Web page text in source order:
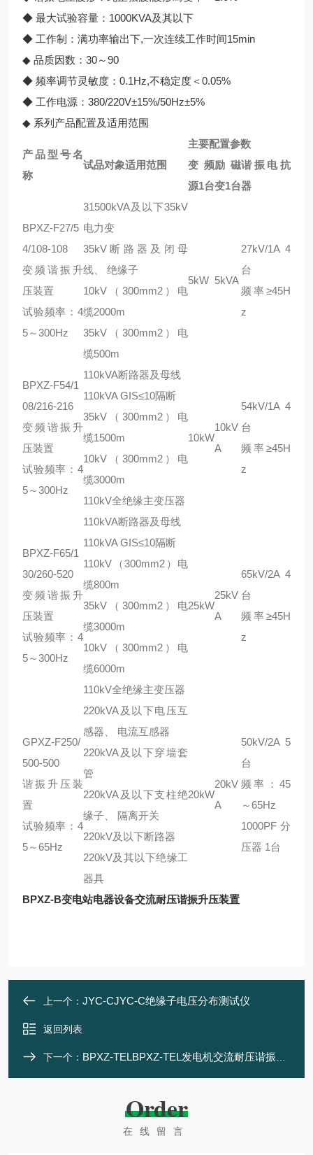
◆ 最大试验容量：1000KVA及其以下
◆ 工作制：满功率输出下,一次连续工作时间15min
◆ 品质因数：30～90
◆ 频率调节灵敏度：0.1Hz,不稳定度＜0.05%
◆ 工作电源：380/220V±15%/50Hz±5%
◆ 系列产品配置及适用范围
产品型号名
称
试品对象适用范围
主要配置参数
变频
源1台
励磁
变1台
谐振电抗
器
BPXZ-F27/5
4/108-108
变频谐振升
压装置
试验频率：4
5～300Hz
31500kVA及以下35kV
电力变
5kW 5kVA
27kV/1A 4
台
频率≥45H
z
35kV断路器及闭母
线、 绝缘子
10kV（300mm2）电
缆2000m
35kV（300mm2）电
缆500m
BPXZ-F54/1
08/216-216
变频谐振升
压装置
试验频率：4
5～300Hz
110kVA断路器及母线
10kW
10kV
A
54kV/1A 4
台
频率≥45H
z
110kVA GIS≤10隔断
35kV（300mm2）电
缆1500m
10kV（300mm2）电
缆3000m
110kV全绝缘主变压器
BPXZ-F65/1
30/260-520
变频谐振升
压装置
试验频率：4
5～300Hz
110kVA断路器及母线
25kW
25kV
A
65kV/2A 4
台
频率≥45H
z
110kVA GIS≤10隔断
110kV（300mm2）电
缆800m
35kV（300mm2）电
缆3000m
10kV（300mm2）电
缆6000m
110kV全绝缘主变压器
GPXZ-F250/
500-500
谐振升压装
置
试验频率：4
5～65Hz
220kVA及以下电压互
感器、 电流互感器
20kW
20kV
A
50kV/2A 5
台
频率：45
～65Hz
1000PF分
压器 1台
220kVA及以下穿墙套
管
220kVA及以下支柱绝
缘子、 隔离开关
220kV及以下断路器
220kV及其以下绝缘工
器具
BPXZ-B变电站电器设备交流耐压谐振升压装置
上一个： JYC-CJYC-C绝缘子电压分布测试仪
返回列表
下一个： BPXZ-TELBPXZ-TEL发电机交流耐压谐振装置
Order
在线留言